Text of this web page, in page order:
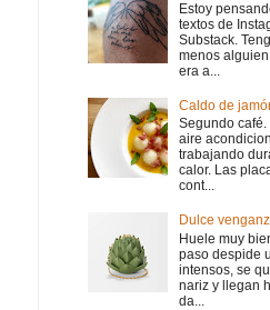
Estoy
textos de
Substack.
menos
era a...
Caldo de
Segundo café.
aire
trabajando
calor. Las
cont...
Dulce
Huele muy
paso despide
intensos, se
nariz y llegan
da...